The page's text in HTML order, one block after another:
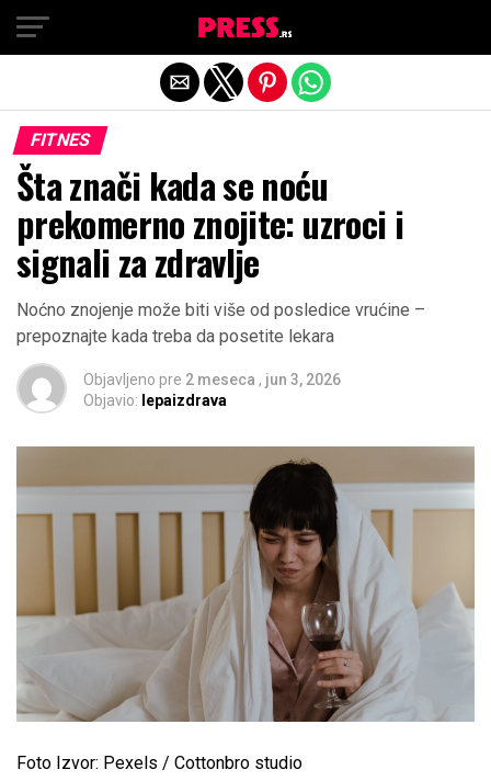
FITNES
Šta znači kada se noću
prekomerno znojite: uzroci i
signali za zdravlje
Noćno znojenje može biti više od posledice vrućine –
prepoznajte kada treba da posetite lekara
Objavljeno pre 2 meseca , jun 3, 2026
Objavio: lepaizdrava
Foto Izvor: Pexels / Cottonbro studio
Exit mobile version